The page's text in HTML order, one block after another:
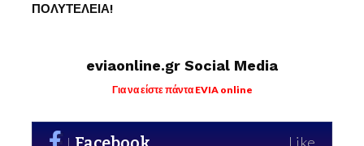
ΠΟΛΥΤΕΛΕΙΑ!
eviaonline.gr Social Media
Για να είστε πάντα EVIA online
Like